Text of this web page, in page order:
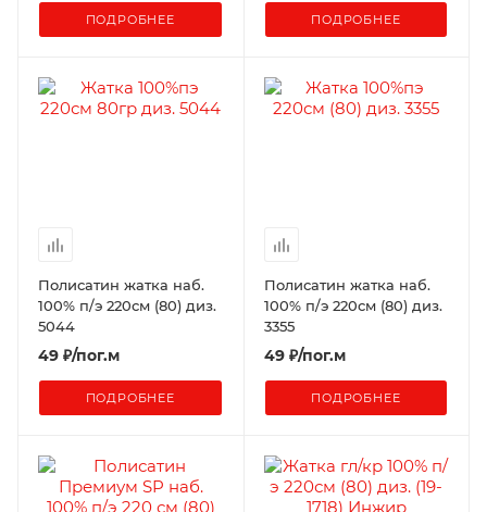
ПОДРОБНЕЕ ПОДРОБНЕЕ
Полисатин жатка наб.
100% п/э 220см (80) диз.
5044
49 ₽/пог.м
ПОДРОБНЕЕ
Полисатин жатка наб.
100% п/э 220см (80) диз.
3355
49₽/пог.м
ПОДРОБНЕЕ